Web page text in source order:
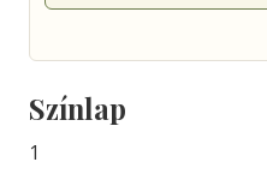
Színlap
1